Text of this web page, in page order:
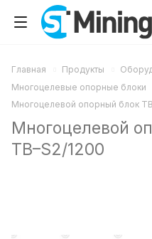
Главная Продукты
Многоцелевые опорные блоки
Многоцелевой опорный блок
Многоцелевой
TB–S2/1200